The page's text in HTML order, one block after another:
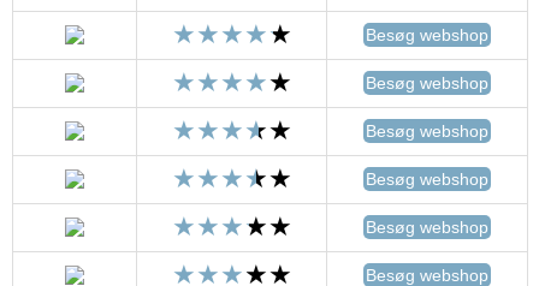
Besøg webshop
Besøg webshop
Besøg webshop
Besøg webshop
Besøg webshop
Besøg webshop